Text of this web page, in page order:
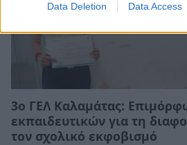
Data Deletion Data Access
3ο ΓΕΛ Καλαμάτας:
εκπαιδευτικών για τη
τον σχολικό εκφοβισμό